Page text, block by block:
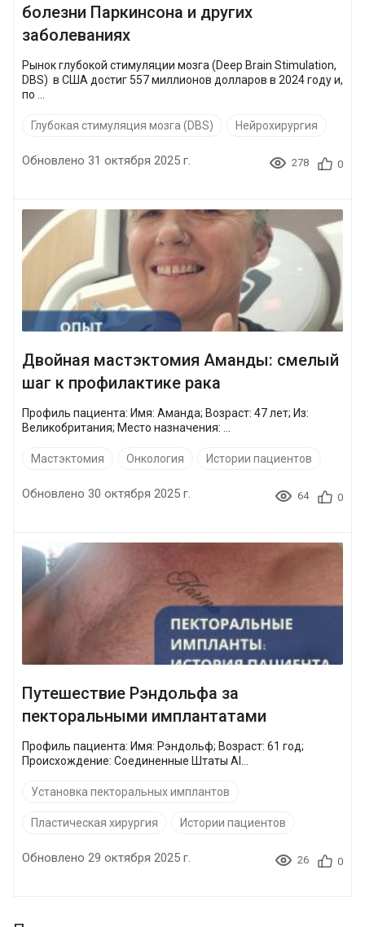
болезни Паркинсона и других
заболеваниях
Рынок глубокой стимуляции мозга (Deep Brain Stimulation,
DBS) в США достиг 557 миллионов долларов в 2024 году и,
по ...
Глубокая стимуляция мозга (DBS) Нейрохирургия
Обновлено 31 октября 2025 г. 278 0
Двойная мастэктомия Аманды: смелый
шаг к профилактике рака
Профиль пациента: Имя: Аманда; Возраст: 47 лет; Из:
Мастэктомия Онкология Истории пациентов
Обновлено 30 октября 2025 г. 64 0
Путешествие Рэндольфа за
пекторальными имплантатами
Профиль пациента: Имя: Рэндольф; Возраст: 61 год;
Происхождение: Соединенные Штаты Аl...
Установка пекторальных имплантов
Пластическая хирургия Истории пациентов
Обновлено 29 октября 2025 г. 26 0